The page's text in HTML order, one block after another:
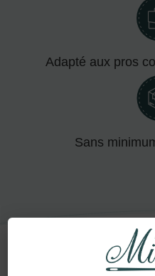
Adapté aux pros
Sans